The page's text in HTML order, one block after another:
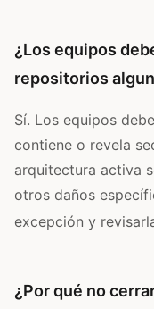
¿Los equipos
repositorios
Sí. Los equipos
contiene o revela
arquitectura activa
otros daños
excepción y
¿Por qué no